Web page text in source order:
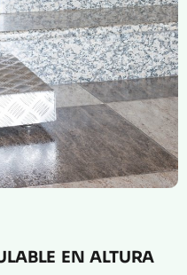
EN ALTURA